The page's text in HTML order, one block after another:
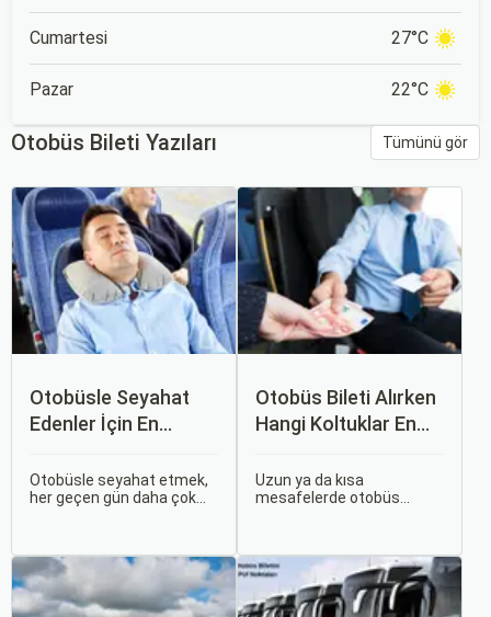
Cumartesi 27°C
Pazar 22°C
Otobüs Bileti Yazıları Tümünü gör
Otobüsle Seyahat
Edenler İçin En
İpuçları
Otobüsle seyahat etmek,
her geçen gün daha çok
İçin En Konforlu Rotalar ve
İpuçları başlıklı bu
rehberde, otobüs
Otobüs Bileti Alırken
Hangi Koltuklar En
Rehberi
Uzun ya da kısa
mesafelerde otobüs
otobüsle seyahat ederken
koltuk seçiminin ne kadar
önemli olduğunu çoğu